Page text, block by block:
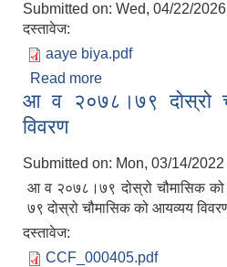
Submitted on: Wed, 04/22/
दस्तावेज:
aaye biya.pdf
Read more
आ व २०७८।७९ दोस्रो
विवरण
Submitted on: Mon, 03/14/
आ व २०७८।७९ दोस्रो चौमासिक
७९ दोस्रो चौमासिक को आयव्यय
दस्तावेज:
CCF_000405.pdf